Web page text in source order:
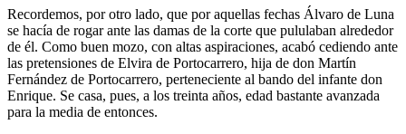
Recordemos, por otro lado, que por aquellas fechas Álvaro de Luna
se hacía de rogar ante las damas de la corte que pululaban alrededor
de él. Como buen mozo, con altas aspiraciones, acabó cediendo ante
las pretensiones de Elvira de Portocarrero, hija de don Martín
Fernández de Portocarrero, perteneciente al bando del infante don
Enrique. Se casa, pues, a los treinta años, edad bastante avanzada
para la media de entonces.